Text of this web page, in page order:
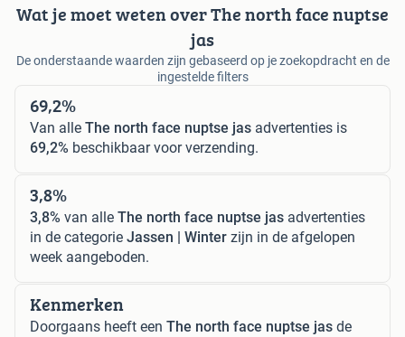
Wat je moet weten over The north face nuptse
jas
De onderstaande waarden zijn gebaseerd op je zoekopdracht en de
ingestelde filters
69,2%
Van alle The north face nuptse jas advertenties is
69,2% beschikbaar voor verzending.
3,8%
3,8% van alle The north face nuptse jas advertenties
in de categorie Jassen | Winter zijn in de afgelopen
week aangeboden.
Kenmerken
Doorgaans heeft een The north face nuptse jas de